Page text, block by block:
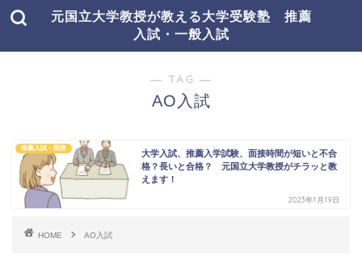
元国立大学教授が教える大学受験塾 推薦
入試・一般入試
― TAG ―
AO入試
推薦入試・面接
大学入試、推薦入学試験、面接時間が短いと不合
格？長いと合格？ 元国立大学教授がチラッと教
えます！
2023年1月19日
HOME AO入試